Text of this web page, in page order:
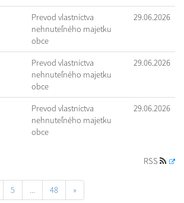
Prevod vlastníctva
nehnuteľného majetku
obce
29.06.2026
Prevod vlastníctva
nehnuteľného majetku
obce
29.06.2026
Prevod vlastníctva
nehnuteľného majetku
obce
29.06.2026
RSS
5 ... 48 »